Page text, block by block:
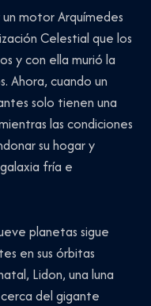
motor Arquímedes
Celestial que los
y con ella murió la
Ahora, cuando un
solo tienen una
las condiciones
su hogar y
fría e
planetas sigue
en sus órbitas
Lidon, una luna
del gigante